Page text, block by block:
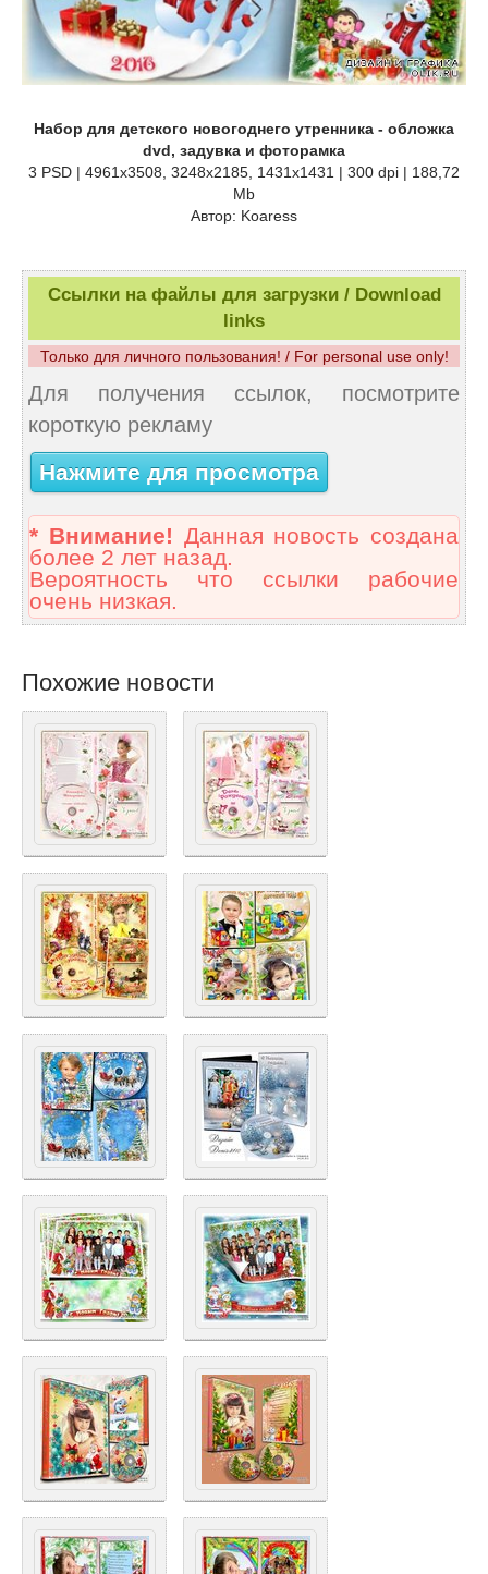
Набор для детского новогоднего утренника - обложка
dvd, задувка и фоторамка
3 PSD | 4961x3508, 3248x2185, 1431x1431 | 300 dpi | 188,72
Mb
Автор: Koaress
Ссылки на файлы для загрузки / Download
links
Только для личного пользования! / For personal use only!
Для получения ссылок, посмотрите
короткую рекламу
Нажмите для просмотра
* Внимание! Данная новость создана
более 2 лет назад.
Вероятность что ссылки рабочие
очень низкая.
Похожие новости